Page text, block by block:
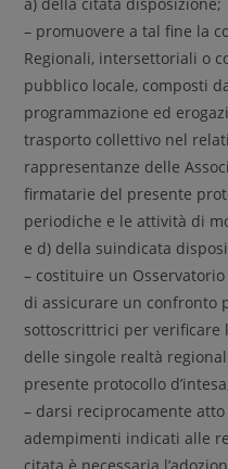
– promuovere a tal fine la
Regionali, intersettoriali o
pubblico locale, composti
programmazione ed
trasporto collettivo nel
rappresentanze delle
firmatarie del presente
periodiche e le attività di
e d) della suindicata
– costituire un
di assicurare un confronto
sottoscrittrici per verificare
delle singole realtà
presente protocollo
– darsi reciprocamente
adempimenti indicati alle
citata è necessaria